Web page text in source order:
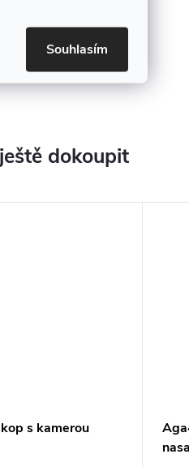
Souhlasím
dokoupit
s kamerou